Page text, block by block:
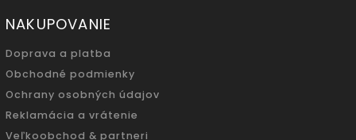
NAKUPOVANIE
Doprava a platba
Obchodné podmienky
Ochrany osobných údajov
Reklamácia a vrátenie
Veľkoobchod & partneri